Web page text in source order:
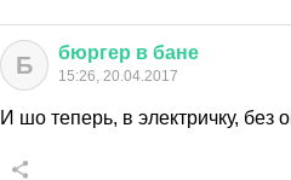
Б бюргер в бане
15:26, 20.04.2017
И шо теперь, в электричку, без